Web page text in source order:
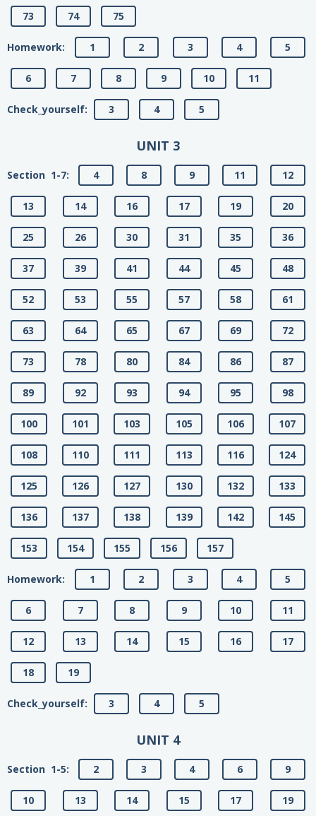
73 74 75
Homework: 1 2 3 4 5
6 7 8 9 10 11
Сheck_yourself: 3 4 5
UNIT 3
Section 1-7: 4 8 9 11 12
13 14 16 17 19 20
25 26 30 31 35 36
37 39 41 44 45 48
52 53 55 57 58 61
63 64 65 67 69 72
73 78 80 84 86 87
89 92 93 94 95 98
100 101 103 105 106 107
108 110 111 113 116 124
125 126 127 130 132 133
136 137 138 139 142 145
153 154 155 156 157
Homework: 1 2 3 4 5
6 7 8 9 10 11
12 13 14 15 16 17
18 19
Сheck_yourself: 3 4 5
UNIT 4
Section 1-5: 2 3 4 6 9
10 13 14 15 17 19